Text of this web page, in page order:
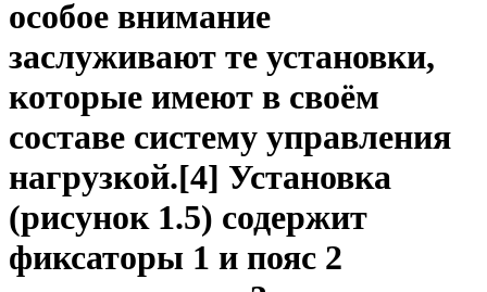
особое внимание
заслуживают те установки,
которые имеют в своём
составе систему управления
нагрузкой.[4] Установка
(рисунок 1.5) содержит
фиксаторы 1 и пояс 2